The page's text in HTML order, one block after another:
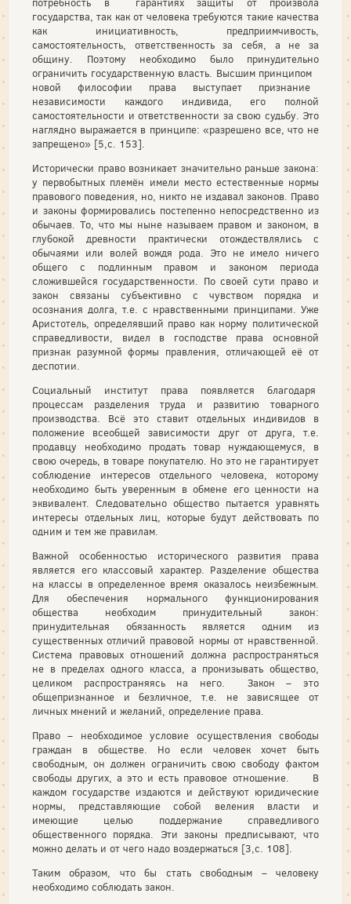
потребность в гарантиях защиты от произвола
государства, так как от человека требуются такие качества
как инициативность, предприимчивость,
самостоятельность, ответственность за себя, а не за
общину. Поэтому необходимо было принудительно
ограничить государственную власть. Высшим принципом
новой философии права выступает признание
независимости каждого индивида, его полной
самостоятельности и ответственности за свою судьбу. Это
наглядно выражается в принципе: «разрешено все, что не
запрещено» [5,с. 153].
Исторически право возникает значительно раньше закона:
у первобытных племён имели место естественные нормы
правового поведения, но, никто не издавал законов. Право
и законы формировались постепенно непосредственно из
обычаев. То, что мы ныне называем правом и законом, в
глубокой древности практически отождествлялись с
обычаями или волей вождя рода. Это не имело ничего
общего с подлинным правом и законом периода
сложившейся государственности. По своей сути право и
закон связаны субъективно с чувством порядка и
осознания долга, т.е. с нравственными принципами. Уже
Аристотель, определявший право как норму политической
справедливости, видел в господстве права основной
признак разумной формы правления, отличающей её от
деспотии.
Социальный институт права появляется благодаря
процессам разделения труда и развитию товарного
производства. Всё это ставит отдельных индивидов в
положение всеобщей зависимости друг от друга, т.е.
продавцу необходимо продать товар нуждающемуся, в
свою очередь, в товаре покупателю. Но это не гарантирует
соблюдение интересов отдельного человека, которому
необходимо быть уверенным в обмене его ценности на
эквивалент. Следовательно общество пытается уравнять
интересы отдельных лиц, которые будут действовать по
одним и тем же правилам.
Важной особенностью исторического развития права
является его классовый характер. Разделение общества
на классы в определенное время оказалось неизбежным.
Для обеспечения нормального функционирования
общества необходим принудительный закон:
принудительная обязанность является одним из
существенных отличий правовой нормы от нравственной.
Система правовых отношений должна распространяться
не в пределах одного класса, а пронизывать общество,
целиком распространяясь на него. Закон – это
общепризнанное и безличное, т.е. не зависящее от
личных мнений и желаний, определение права.
Право – необходимое условие осуществления свободы
граждан в обществе. Но если человек хочет быть
свободным, он должен ограничить свою свободу фактом
свободы других, а это и есть правовое отношение. В
каждом государстве издаются и действуют юридические
нормы, представляющие собой веления власти и
имеющие целью поддержание справедливого
общественного порядка. Эти законы предписывают, что
можно делать и от чего надо воздержаться [3,с. 108].
Таким образом, что бы стать свободным – человеку
необходимо соблюдать закон.